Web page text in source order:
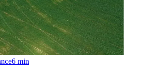
6 min